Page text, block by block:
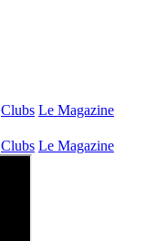
Clubs Le Magazine
Clubs Le Magazine